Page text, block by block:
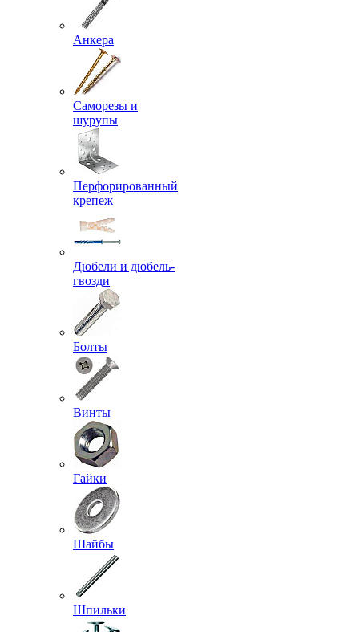
Анкера
Саморезы и
шурупы
Перфорированный
крепеж
Дюбели и дюбель-
гвозди
Болты
Винты
Гайки
Шайбы
Шпильки